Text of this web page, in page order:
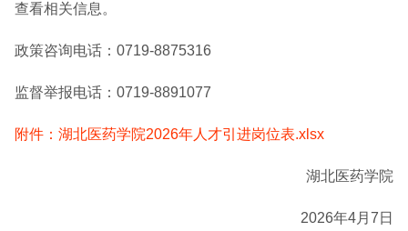
查看相关信息。
政策咨询电话：0719-8875316
监督举报电话：0719-8891077
附件：湖北医药学院2026年人才引进岗位表.xlsx
湖北医药学院
2026年4月7日